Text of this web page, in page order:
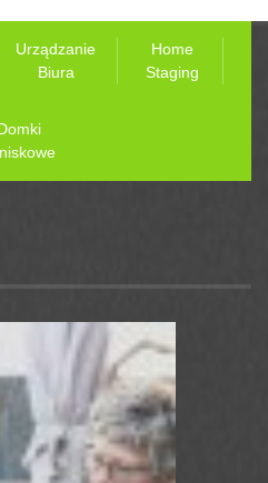
Urządzanie
Biura
Home
Staging